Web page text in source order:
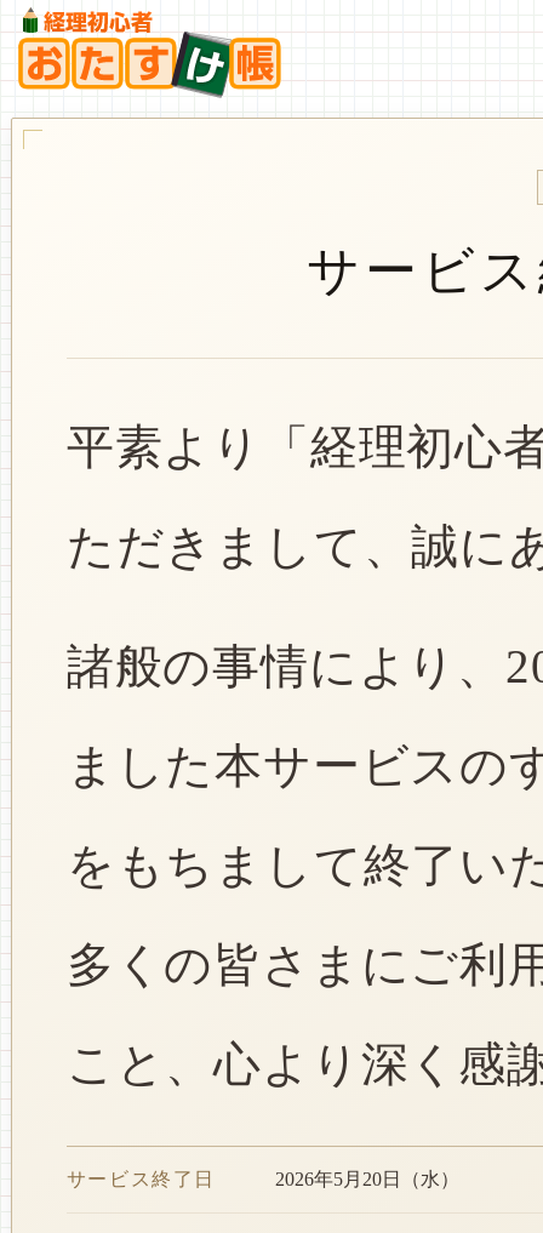
サービ
平素より「経理初心
ただきまして、誠に
諸般の事情により、
ました本サービスの
をもちまして終了い
多くの皆さまにご利
こと、心より深く感
サービス終了日 2026年5月20日（水）